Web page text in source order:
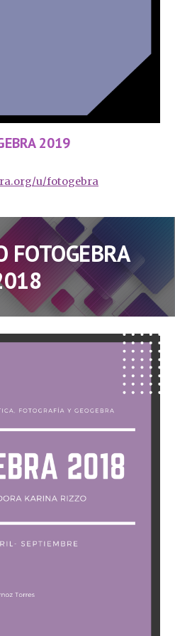
2019
u/fotogebra
FOTOGEBRA